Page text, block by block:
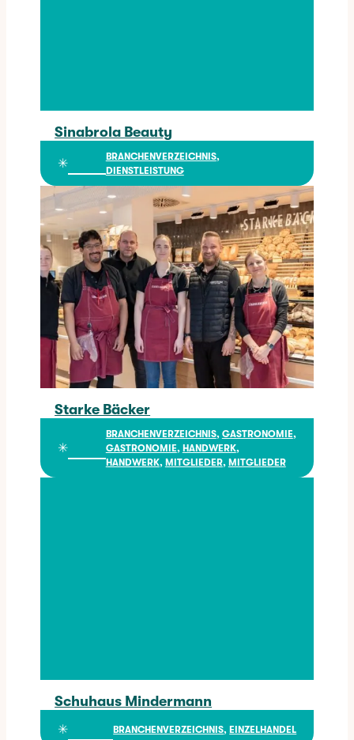
Sinabrola Beauty Sinabrola Beauty
✳︎
BRANCHENVERZEICHNIS
DIENSTLEISTUNG
Starke Bäcker Starke Bäcker
✳︎
BRANCHENVERZEICHNIS, GASTRONOMIE
GASTRONOMIE, HANDWERK
HANDWERK, MITGLIEDER, MITGLIEDER
Schuhaus MindermannSchuhaus Mindermann
✳︎
BRANCHENVERZEICHNIS, EINZELHANDEL